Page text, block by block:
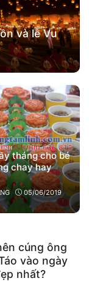
và lễ Vu
tháng cho bé
chay hay
05/06/2019
cúng ông
vào ngày
nhất?